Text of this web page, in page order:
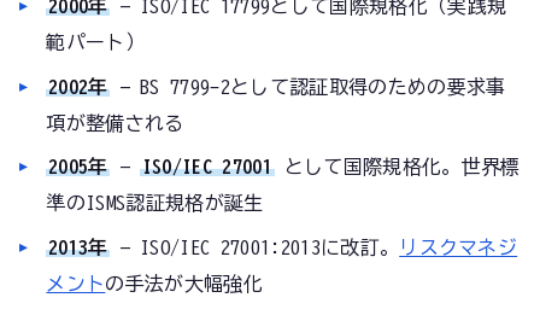
2000年 — ISO/IEC 17799として国際規格化（実践規
範パート）
2002年 — BS 7799-2として認証取得のための要求事
項が整備される
2005年 —ISO/IEC 27001として国際規格化。世界標
準のISMS認証規格が誕生
2013年 — ISO/IEC 27001:2013に改訂。
リスクマネジ
メントの手法が大幅強化